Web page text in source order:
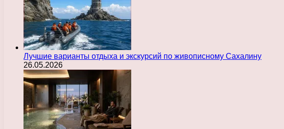
Лучшие варианты отдыха и экскурсий по живописному Сахалину
26.05.2026